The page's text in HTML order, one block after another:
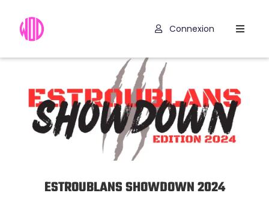
Programmes
Connexion
ESTROUBLANS SHOWDOWN 2024